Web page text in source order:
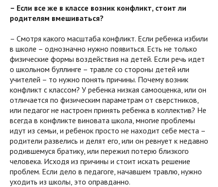
– Если все же в классе возник конфликт, стоит ли
родителям вмешиваться?
– Смотря какого масштаба конфликт. Если ребенка избили
в школе – однозначно нужно появиться. Есть не только
физические формы воздействия на детей. Если речь идет
о школьном буллинге – травле со стороны детей или
учителей – то нужно понять причины. Почему возник
конфликт с классом? У ребенка низкая самооценка, или он
отличается по физическим параметрам от сверстников,
или педагог не настроен принять ребенка в коллектив? Не
всегда в конфликте виновата школа, многие проблемы
идут из семьи, и ребенок просто не находит себе места –
родители развелись и делят его, или он ревнует к недавно
родившемуся братику, или пережил потерю близкого
человека. Исходя из причины и стоит искать решение
проблем. Если дело в педагоге, начавшем травлю, нужно
уходить из школы, это оправданно.